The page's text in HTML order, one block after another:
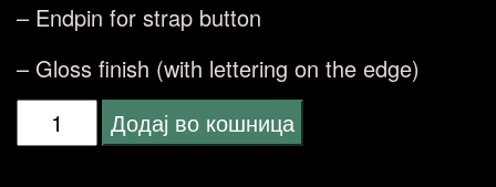
– Endpin for strap button
– Gloss finish (with lettering on the edge)
MSA
Додај во кошница